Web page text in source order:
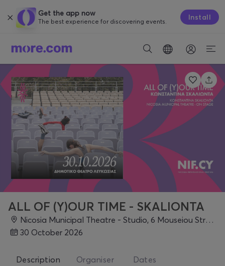
Get the app now
The best experience for discovering events. Install
ALL OF (Y)OUR TIME - SKALIONTA
Nicosia Municipal Theatre - Studio, 6 Mouseiou Street, Nicosia, Nicosia
30 October 2026
Description Organiser Dates